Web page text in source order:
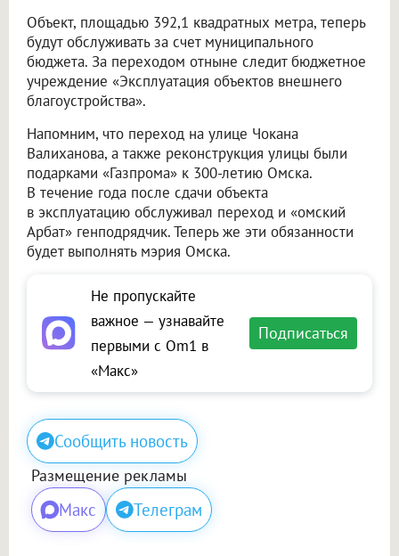
Объект, площадью 392,1 квадратных метра, теперь
будут обслуживать за счет муниципального
бюджета. За переходом отныне следит бюджетное
учреждение «Эксплуатация объектов внешнего
благоустройства».
Напомним, что переход на улице Чокана
Валиханова, а также реконструкция улицы были
подарками «Газпрома» к 300-летию Омска.
В течение года после сдачи объекта
в эксплуатацию обслуживал переход и «омский
Арбат» генподрядчик. Теперь же эти обязанности
будет выполнять мэрия Омска.
Не пропускайте
важное — узнавайте
первыми с Om1 в
«Макс»
Подписаться
Сообщить новость
Размещение рекламы
Макс Телеграм